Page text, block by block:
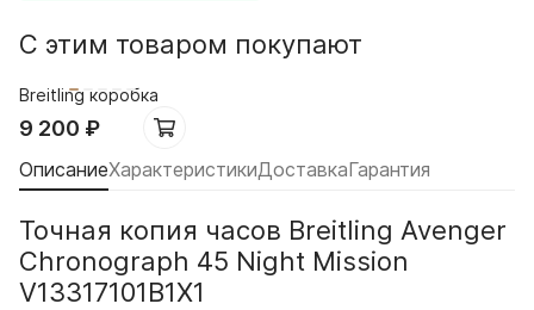
С этим товаром покупают
Breitling коробка
9 200 ₽
ОписаниеХарактеристикиДоставкаГарантия
Точная копия часов Breitling Avenger
Chronograph 45 Night Mission
V13317101B1X1